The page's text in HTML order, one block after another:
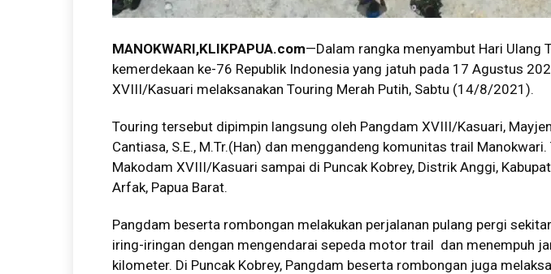
MANOKWARI,KLIKPAPUA.com—Dalam rangka menyambut Hari Ulang
kemerdekaan ke-76 Republik Indonesia yang jatuh pada 17 Agustus
XVIII/Kasuari melaksanakan Touring Merah Putih, Sabtu (14/8/2021).
Touring tersebut dipimpin langsung oleh Pangdam XVIII/Kasuari,
Cantiasa, S.E., M.Tr.(Han) dan menggandeng komunitas trail
Makodam XVIII/Kasuari sampai di Puncak Kobrey, Distrik Anggi,
Arfak, Papua Barat.
Pangdam beserta rombongan melakukan perjalanan pulang pergi
iring-iringan dengan mengendarai sepeda motor trail dan menempuh
kilometer. Di Puncak Kobrey, Pangdam beserta rombongan juga